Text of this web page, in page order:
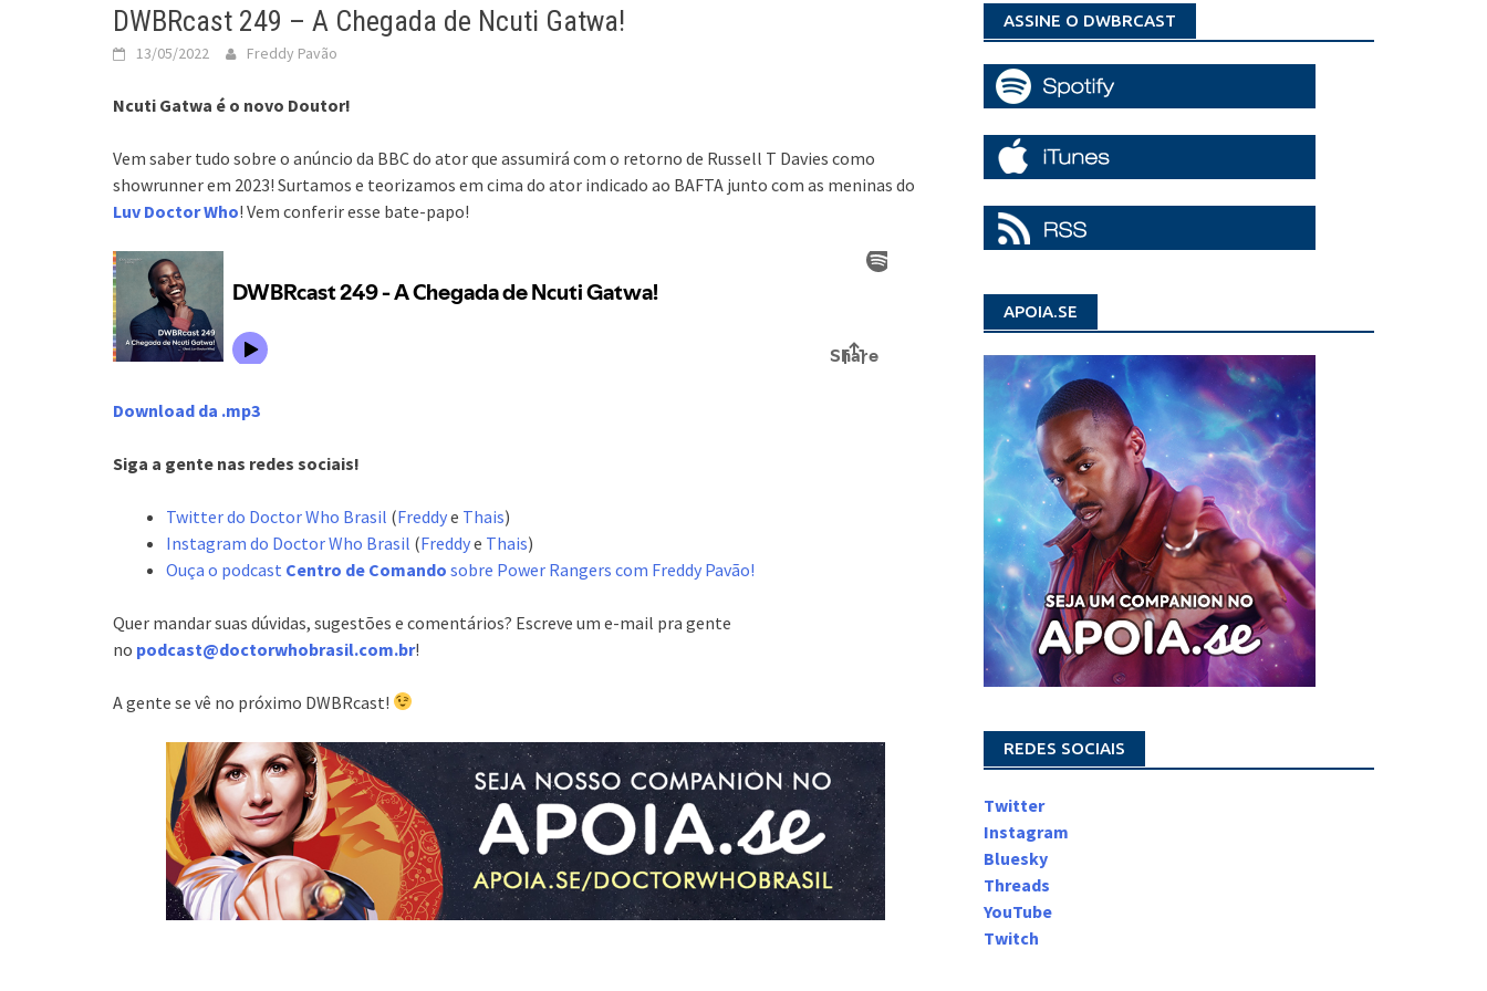
DWBRcast 249 – A Chegada de Ncuti Gatwa!
13/05/2022 Freddy Pavão
Ncuti Gatwa é o novo Doutor!
Vem saber tudo sobre o anúncio da BBC do ator que assumirá com o retorno de Russell T Davies como
showrunner em 2023! Surtamos e teorizamos em cima do ator indicado ao BAFTA junto com as meninas do
Luv Doctor Who! Vem conferir esse bate-papo!
Download da .mp3
Siga a gente nas redes sociais!
Twitter do Doctor Who Brasil (Freddye Thais)
Instagram do Doctor Who Brasil (Freddye Thais)
Ouça o podcast Centro de Comando sobre Power Rangers com Freddy Pavão!
Quer mandar suas dúvidas, sugestões e comentários? Escreve um e-mail pra gente
no podcast@doctorwhobrasil.com.br!
A gente se vê no próximo DWBRcast!
ASSINE O DWBRCAST
APOIA.SE
REDES SOCIAIS
Twitter
Instagram
Bluesky
Threads
YouTube
Twitch